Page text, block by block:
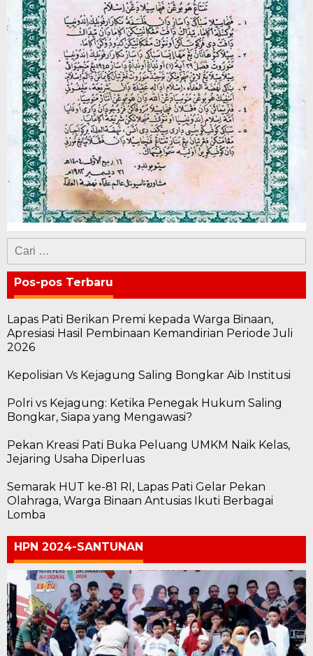
Cari
untuk:
Pos-pos Terbaru
Lapas Pati Berikan Premi kepada Warga Binaan,
Apresiasi Hasil Pembinaan Kemandirian Periode Juli
2026
Kepolisian Vs Kejagung Saling Bongkar Aib Institusi
Polri vs Kejagung: Ketika Penegak Hukum Saling
Bongkar, Siapa yang Mengawasi?
Pekan Kreasi Pati Buka Peluang UMKM Naik Kelas,
Jejaring Usaha Diperluas
Semarak HUT ke-81 RI, Lapas Pati Gelar Pekan
Olahraga, Warga Binaan Antusias Ikuti Berbagai
Lomba
HPN 2024-SANTUNAN